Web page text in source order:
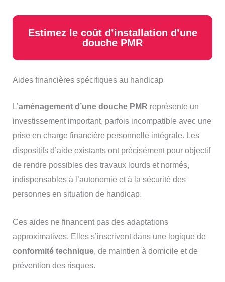
Estimez le coût d’installation d’une
douche PMR
Aides financières spécifiques au handicap
L’aménagement d’une douche PMR représente un
investissement important, parfois incompatible avec une
prise en charge financière personnelle intégrale. Les
dispositifs d’aide existants ont précisément pour objectif
de rendre possibles des travaux lourds et normés,
indispensables à l’autonomie et à la sécurité des
personnes en situation de handicap.
Ces aides ne financent pas des adaptations
approximatives. Elles s’inscrivent dans une logique de
conformité technique, de maintien à domicile et de
prévention des risques.